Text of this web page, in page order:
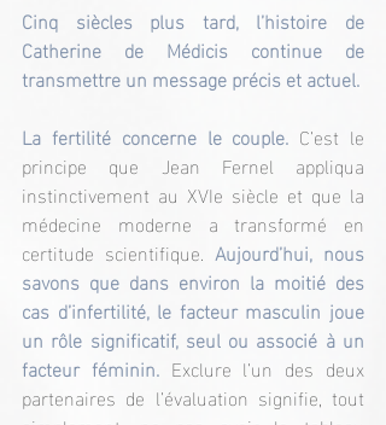
Cinq siècles plus tard, l’histoire de
Catherine de Médicis continue de
transmettre un message précis et actuel.
La fertilité concerne le couple. C’est le
principe que Jean Fernel appliqua
instinctivement au XVIe siècle et que la
médecine moderne a transformé en
certitude scientifique. Aujourd’hui, nous
savons que dans environ la moitié des
cas d’infertilité, le facteur masculin joue
un rôle significatif, seul ou associé à un
facteur féminin. Exclure l’un des deux
partenaires de l’évaluation signifie, tout